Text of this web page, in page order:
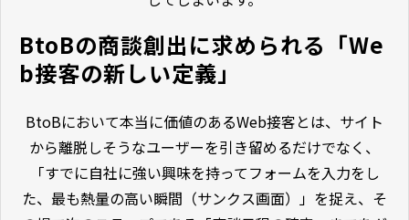
BtoBの商談創出に求められる「We
b接客の新しい定義」
BtoBにおいて本当に価値のあるWeb接客とは、サイト
から離脱しそうなユーザーを引き留めるだけでなく、
「すでに自社に強い興味を持ってフォームを入力をし
た、最も熱量の高い瞬間（サンクス画面）」を捉え、そ